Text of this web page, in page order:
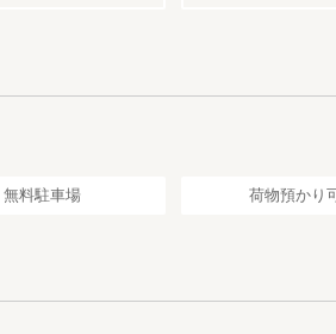
無料駐車場 荷物預かり